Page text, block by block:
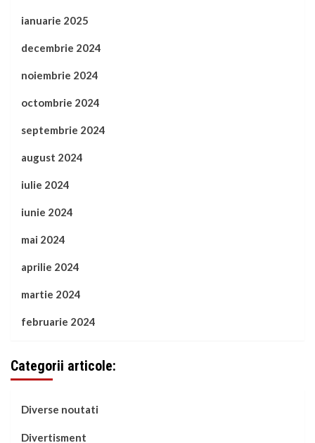
ianuarie 2025
decembrie 2024
noiembrie 2024
octombrie 2024
septembrie 2024
august 2024
iulie 2024
iunie 2024
mai 2024
aprilie 2024
martie 2024
februarie 2024
Categorii articole:
Diverse noutati
Divertisment